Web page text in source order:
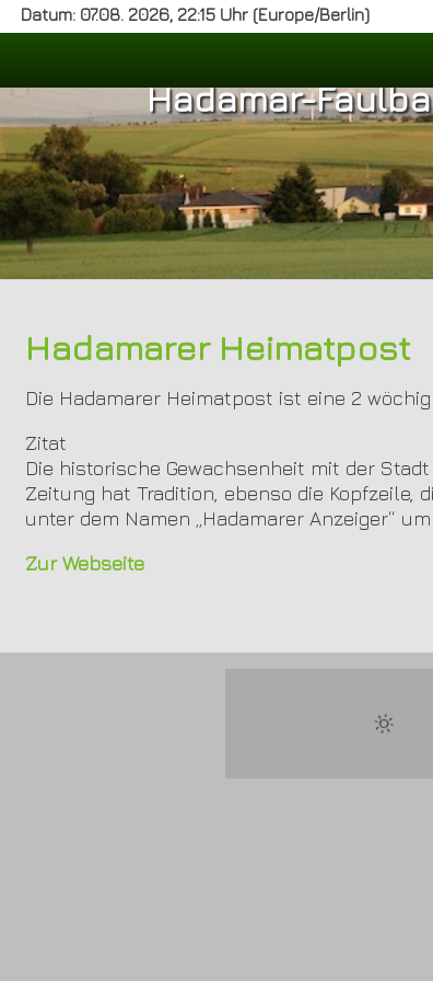
Datum: 07.08. 2026, 22:15 Uhr (Europe/Berlin)
Hadamar-
Hadamarer Heimatpost
Die Hadamarer Heimatpost ist eine 2
Zitat
Die historische Gewachsenheit mit der
Zeitung hat Tradition, ebenso die Kopfzeile,
unter dem Namen „Hadamarer Anzeiger“ um
Zur Webseite